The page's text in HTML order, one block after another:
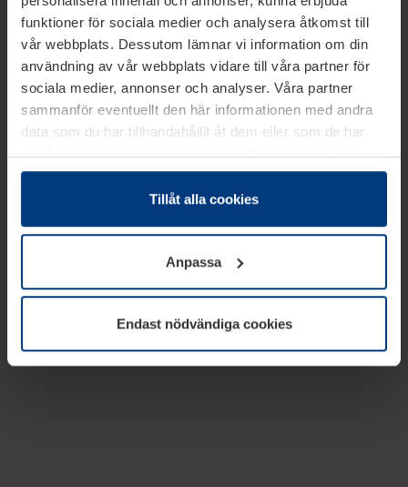
funktioner för sociala medier och analysera åtkomst till
vår webbplats. Dessutom lämnar vi information om din
användning av vår webbplats vidare till våra partner för
sociala medier, annonser och analyser. Våra partner
sammanför eventuellt den här informationen med andra
data som du har tillhandahållit åt dem eller som de har
samlat in inom ramen för din användning av tjänsterna.
Juridiskt kan vi lagra kakor på din enhet, om de är
absolut nödvändiga för driften av den här webbplatsen.
godkännande kan du när som helst ändra eller återkalla i
informationen om kakor underDataskyddsförklaring
vår webbplats.
Tillåt alla cookies
Anpassa
Endast nödvändiga cookies